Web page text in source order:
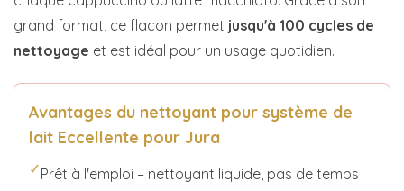
grand format, ce flacon permet jusqu'à 100 cycles de
nettoyage et est idéal pour un usage quotidien.
Avantages du nettoyant pour système de
lait Eccellente pour Jura
✓Prêt à l'emploi – nettoyant liquide, pas de temps